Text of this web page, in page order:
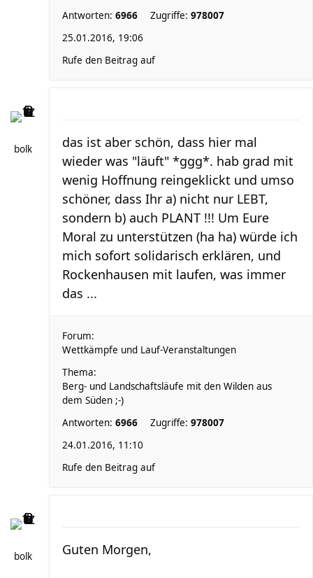
Antworten: 6966 Zugriffe: 978007
25.01.2016, 19:06
Rufe den Beitrag auf
bolk
das ist aber schön, dass hier mal
wieder was "läuft" *ggg*. hab grad mit
wenig Hoffnung reingeklickt und umso
schöner, dass Ihr a) nicht nur LEBT,
sondern b) auch PLANT !!! Um Eure
Moral zu unterstützen (ha ha) würde ich
mich sofort solidarisch erklären, und
Rockenhausen mit laufen, was immer
das ...
Forum:
Wettkämpfe und Lauf-Veranstaltungen
Thema:
Berg- und Landschaftsläufe mit den Wilden aus
dem Süden ;-)
Antworten: 6966 Zugriffe: 978007
24.01.2016, 11:10
Rufe den Beitrag auf
bolk Guten Morgen,